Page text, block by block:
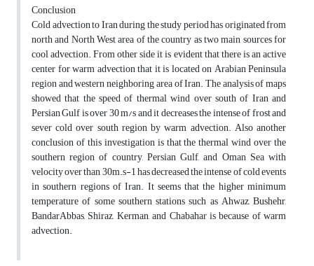
Conclusion
Cold advection to Iran during the study period has originated from
north and North West area of the country as two main sources for
cool advection. From other side it is evident that there is an active
center for warm advection that it is located on Arabian Peninsula
region and western neighboring area of Iran. The analysis of maps
showed that the speed of thermal wind over south of Iran and
Persian Gulf is over 30 m/s and it decreases the intense of frost and
sever cold over south region by warm advection. Also another
conclusion of this investigation is that the thermal wind over the
southern region of country, Persian Gulf, and Oman Sea with
velocity over than 30m.s-1 has decreased the intense of cold events
in southern regions of Iran. It seems that the higher minimum
temperature of some southern stations such as Ahwaz, Bushehr,
BandarAbbas, Shiraz, Kerman, and Chabahar is because of warm
advection.